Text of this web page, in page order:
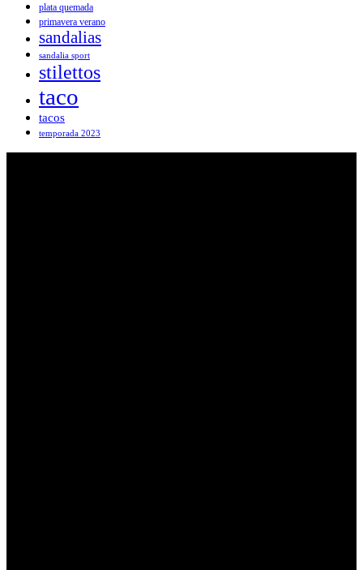
plata quemada
primavera verano
sandalias
sandalia sport
stilettos
taco
tacos
temporada 2023